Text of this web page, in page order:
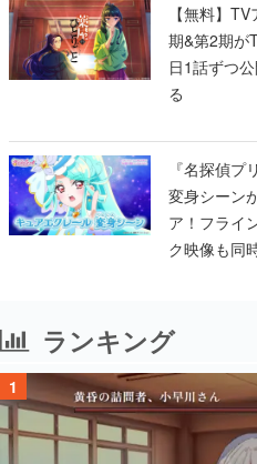
【無料】
期&第2期が
日1話ずつ
る
『名探偵
変身シーン
ア！フライ
ク映像も同
ランキング
1